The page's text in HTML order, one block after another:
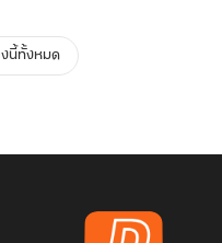
นี้ทั้งหมด